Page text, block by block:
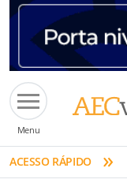
Menu
ACESSO RÁPIDO »